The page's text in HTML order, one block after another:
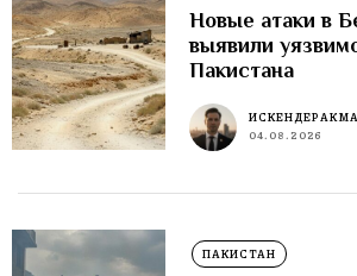
Новые атаки в
выявили
Пакистана
ИСКЕНДЕР
04.08.2026
ПАКИСТАН